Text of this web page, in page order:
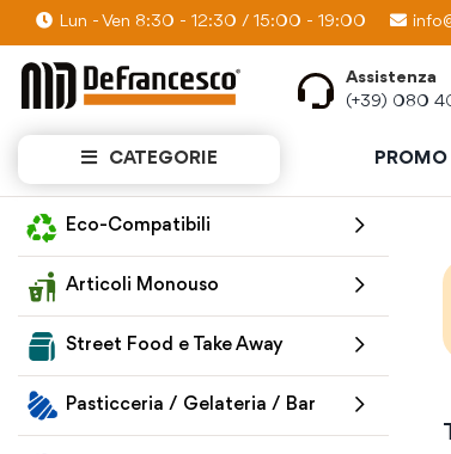
Lun - Ven 8:30 - 12:30 / 15:00 - 19:00
PROMO KIT: Scopri quanti
Assistenza
(+39) 080
CATEGORIE PROMO
Eco-Compatibili
Articoli Monouso
Street Food e Take Away
Pasticceria / Gelateria / Bar
Home Articoli Monouso Coperture da Tavola